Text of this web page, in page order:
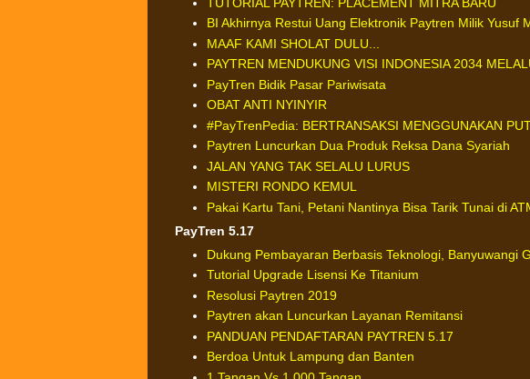
BI Akhirnya Restui Uang Elektronik Paytren Milik Yusuf
MAAF KAMI SHOLAT DULU...
PAYTREN MENDUKUNG VISI INDONESIA 2034
PayTren Bidik Pasar Pariwisata
OBAT ANTI NYINYIR
#PayTrenPedia: BERTRANSAKSI MENGGUNAKAN
Paytren Luncurkan Dua Produk Reksa Dana Syariah
JALAN YANG TAK SELALU LURUS
MISTERI RONDO KEMUL
Pakai Kartu Tani, Petani Nantinya Bisa Tarik Tunai di
PayTren 5.17
Dukung Pembayaran Berbasis Teknologi, Banyuwangi
Tutorial Upgrade Lisensi Ke Titanium
Resolusi Paytren 2019
Paytren akan Luncurkan Layanan Remitansi
PANDUAN PENDAFTARAN PAYTREN 5.17
Berdoa Untuk Lampung dan Banten